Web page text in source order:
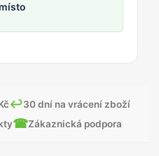
↩30 dní na vrácení zboží
☎Zákaznická podpora